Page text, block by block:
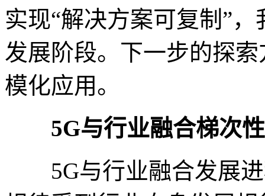
实现“解决方案可复制”，
发展阶段。下一步的探
模化应用。
5G与行业融合梯次
5G与行业融合发展进